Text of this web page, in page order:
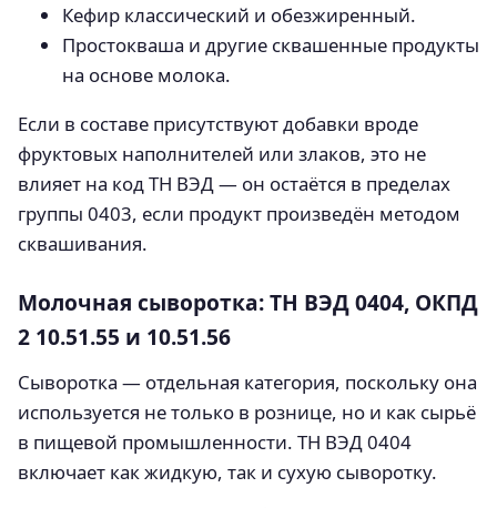
Кефир классический и обезжиренный.
Простокваша и другие сквашенные продукты
на основе молока.
Если в составе присутствуют добавки вроде
фруктовых наполнителей или злаков, это не
влияет на код ТН ВЭД — он остаётся в пределах
группы 0403, если продукт произведён методом
сквашивания.
Молочная сыворотка: ТН ВЭД 0404, ОКПД
2 10.51.55 и 10.51.56
Сыворотка — отдельная категория, поскольку она
используется не только в рознице, но и как сырьё
в пищевой промышленности. ТН ВЭД 0404
включает как жидкую, так и сухую сыворотку.